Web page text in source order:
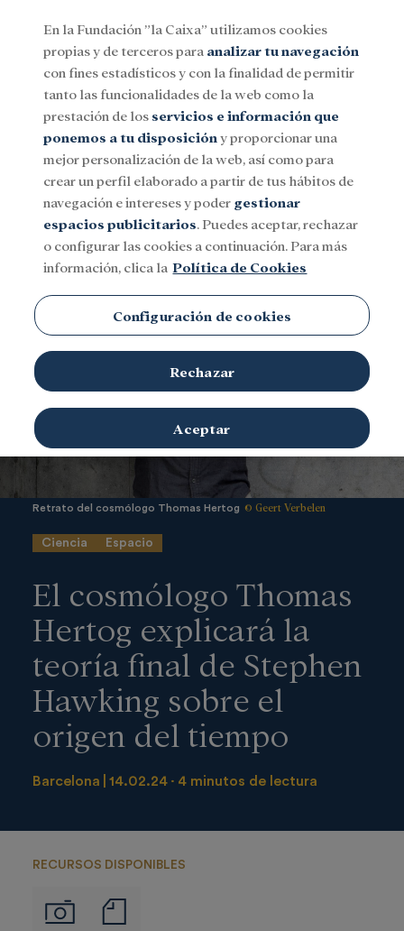
Menu
SocialInvestigación y becasCultura
Retrato del cosmólogo Thomas Hertog © Geert Verbelen
Ciencia Espacio
El cosmólogo Thomas
Hertog explicará la
teoría final de Stephen
Hawking sobre el
origen del tiempo
Barcelona 14.02.24 4 minutos de lectura
RECURSOS DISPONIBLES
Imágenes
de
En la Fundación ”la Caixa” utilizamos cookies
propias y de terceros para analizar tu navegación
con fines estadísticos y con la finalidad de permitir
tanto las funcionalidades de la web como la
prestación de los servicios e información que
ponemos a tu disposición y proporcionar una
mejor personalización de la web, así como para
crear un perfil elaborado a partir de tus hábitos de
navegación e intereses y poder gestionar
espacios publicitarios. Puedes aceptar, rechazar
o configurar las cookies a continuación. Para más
información, clica la Política de Cookies
Configuración de cookies
Rechazar
Aceptar